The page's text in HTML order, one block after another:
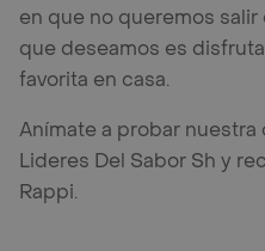
en que no queremos
que deseamos es
favorita en casa.
Anímate a probar
Lideres Del Sabor Sh y
Rappi.